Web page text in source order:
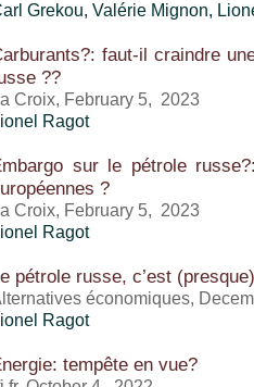
Grekou, Valérie Mignon,
faut-il craindre
??
Croix, February 5, 2023
Ragot
sur le pétrole
?
Croix, February 5, 2023
Ragot
pétrole russe, c’est
économiques,
Ragot
tempête en vue?